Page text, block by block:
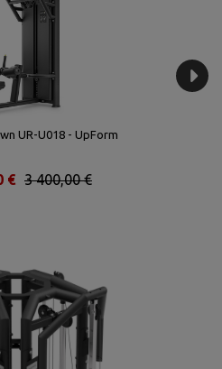
UR-U018 - UpForm
3 400,00 €
€